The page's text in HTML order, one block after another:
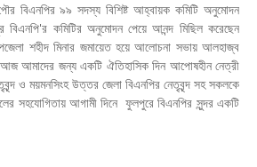
বিএনপির ৯৯ সদস্য বিশিষ্ট আহ্বায়ক কমিটি অনুমোদন
বিএনপি'র কমিটির অনুমোদন পেয়ে আনন্দ মিছিল করেছেন
শহীদ মিনার জমায়েত হয়ে আলোচনা সভায় আলহাজ্ব
আজ আমাদের জন্য একটি ঐতিহাসিক দিন আপোষহীন নেত্রী
ও ময়মনসিংহ উত্তর জেলা বিএনপির নেতৃবৃন্দ সহ সকলকে
সহযোগিতায় আগামী দিনে ফুলপুরে বিএনপির সুন্দর একটি